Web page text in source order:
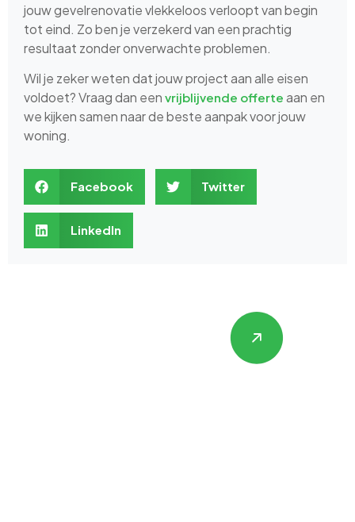
jouw gevelrenovatie vlekkeloos verloopt van begin
tot eind. Zo ben je verzekerd van een prachtig
resultaat zonder onverwachte problemen.
Wil je zeker weten dat jouw project aan alle eisen
voldoet? Vraag dan een vrijblijvende offerte aan en
we kijken samen naar de beste aanpak voor jouw
woning.
Facebook Twitter
LinkedIn